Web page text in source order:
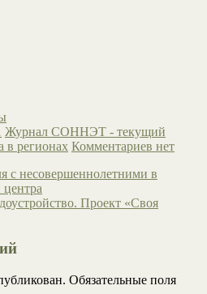
Журнал СОННЭТ - текущий
в регионах Комментариев нет
с несовершеннолетними в
Проект «Своя
Обязательные поля